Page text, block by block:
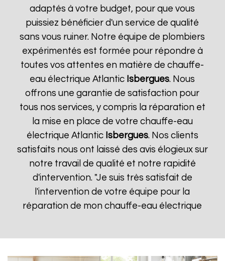
adaptés à votre budget, pour que vous
puissiez bénéficier d'un service de qualité
sans vous ruiner. Notre équipe de plombiers
expérimentés est formée pour répondre à
toutes vos attentes en matière de chauffe-
eau électrique Atlantic Isbergues. Nous
offrons une garantie de satisfaction pour
tous nos services, y compris la réparation et
la mise en place de votre chauffe-eau
électrique Atlantic Isbergues. Nos clients
satisfaits nous ont laissé des avis élogieux sur
notre travail de qualité et notre rapidité
d'intervention. "Je suis très satisfait de
l'intervention de votre équipe pour la
réparation de mon chauffe-eau électrique